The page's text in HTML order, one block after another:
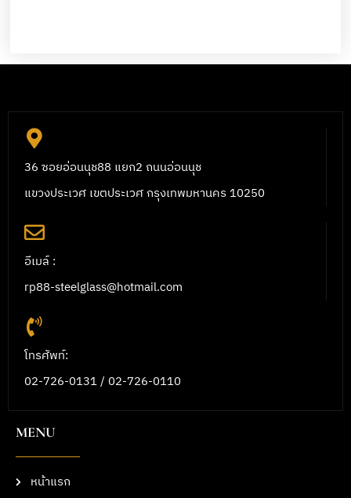
36 ซอยอ่อนนุช88 แยก2 ถนนอ่อนนุช
แขวงประเวศ เขตประเวศ กรุงเทพมหานคร 10250
อีเมล์ :
rp88-steelglass@hotmail.com
โทรศัพท์:
02-726-0131 / 02-726-0110
MENU
หน้าแรก